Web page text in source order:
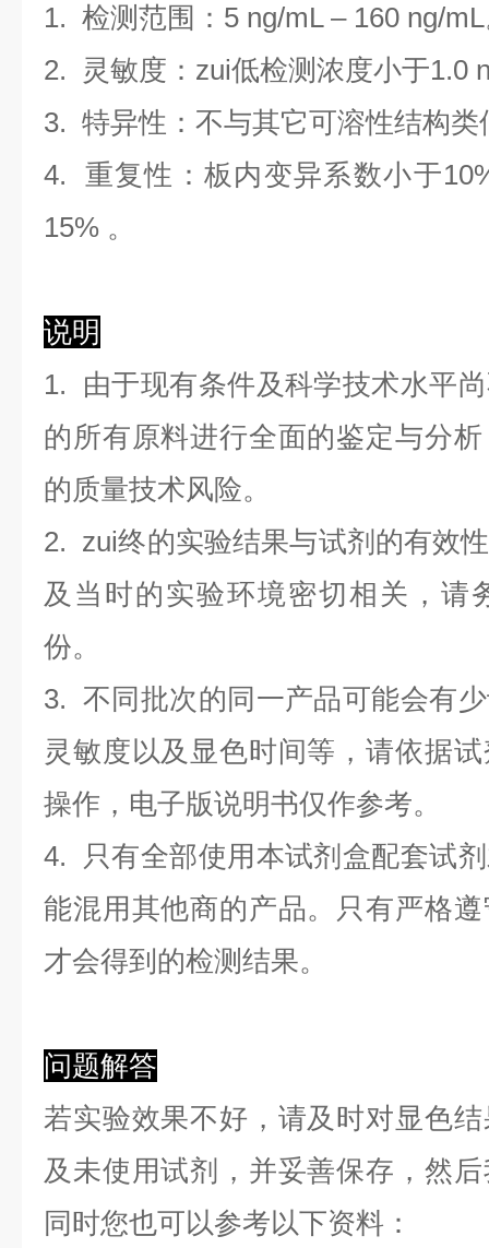
1. 检测范围 ： 5 ng/mL –160 ng/mL
2. 灵敏度：zui低检测浓度小于1.0
3. 特异性：不与其它可溶性结构类
4. 重复性：板内变异系数小于10
15% 。
说明
1. 由于现有条件及科学技术水平
的所有原料进行全面的鉴定与分
的质量技术风险。
2. zui终的实验结果与试剂的有效
及当时的实验环境密切相关，请
份。
3. 不同批次的同一产品可能会有
灵敏度以及显色时间等，请依据
操作，电子版说明书仅作参考。
4. 只有全部使用本试剂盒配套试
能混用其他商的产品。只有严格
才会得到的检测结果。
问题解答
若实验效果不好，请及时对显色
及未使用试剂，并妥善保存，然
同时您也可以参考以下资料：